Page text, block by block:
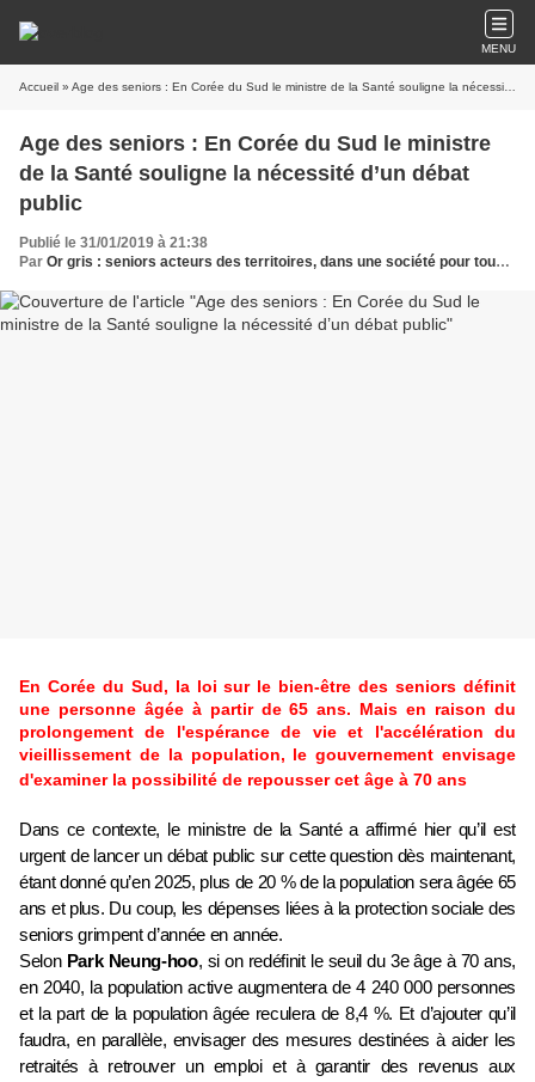
MENU
Accueil » Age des seniors : En Corée du Sud le ministre de la Santé souligne la nécessité d’un débat public
Age des seniors : En Corée du Sud le ministre
de la Santé souligne la nécessité d’un débat
public
Publié le 31/01/2019 à 21:38
Par Or gris : seniors acteurs des territoires, dans une société pour tous les âges
En Corée du Sud, la loi sur le bien-être des seniors définit
une personne âgée à partir de 65 ans. Mais en raison du
prolongement de l'espérance de vie et l'accélération du
vieillissement de la population, le gouvernement envisage
d'examiner la possibilité de repousser cet âge à 70 ans
Dans ce contexte, le ministre de la Santé a affirmé hier qu’il est
urgent de lancer un débat public sur cette question dès maintenant,
étant donné qu’en 2025, plus de 20 % de la population sera âgée 65
ans et plus. Du coup, les dépenses liées à la protection sociale des
seniors grimpent d’année en année.
Selon Park Neung-hoo, si on redéfinit le seuil du 3e âge à 70 ans,
en 2040, la population active augmentera de 4 240 000 personnes
et la part de la population âgée reculera de 8,4 %. Et d’ajouter qu’il
faudra, en parallèle, envisager des mesures destinées à aider les
retraités à retrouver un emploi et à garantir des revenus aux